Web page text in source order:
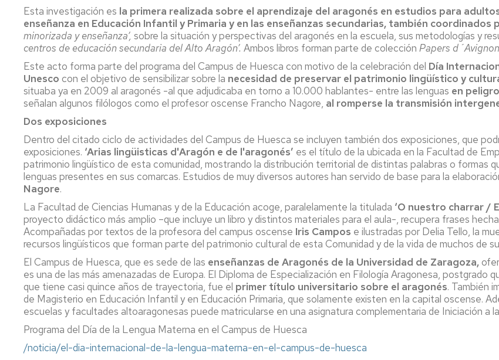
Esta investigación es la primera realizada sobre el aprendizaje del aragonés en estudios para
enseñanza en Educación Infantil y Primaria y en las enseñanzas secundarias, también coordinados
minorizada y enseñanza’, sobre la situación y perspectivas del aragonés en la escuela, sus metodologías y
centros de educación secundaria del Alto Aragón’. Ambos libros forman parte de colección Papers d´Avignon
Este acto forma parte del programa del Campus de Huesca con motivo de la celebración del Día
Unesco con el objetivo de sensibilizar sobre la necesidad de preservar el patrimonio lingüístico y
situaba ya en 2009 al aragonés -al que adjudicaba en torno a 10.000 hablantes- entre las lenguas en
señalan algunos filólogos como el profesor oscense Francho Nagore, al romperse la transmisión
Dos exposiciones
Dentro del citado ciclo de actividades del Campus de Huesca se incluyen también dos exposiciones, que
exposiciones. ‘Arias lingüisticas d'Aragón e de l'aragonés’ es el título de la ubicada en la Facultad de
patrimonio lingüístico de esta comunidad, mostrando la distribución territorial de distintas palabras o formas
lenguas presentes en sus comarcas. Estudios de muy diversos autores han servido de base para la
Nagore.
La Facultad de Ciencias Humanas y de la Educación acoge, paralelamente la titulada ‘O nuestro charrar /
proyecto didáctico más amplio –que incluye un libro y distintos materiales para el aula-, recupera frases
Acompañadas por textos de la profesora del campus oscense Iris Campos e ilustradas por Delia Tello, la
recursos lingüísticos que forman parte del patrimonio cultural de esta Comunidad y de la vida de muchos de
El Campus de Huesca, que es sede de las enseñanzas de Aragonés de la Universidad de Zaragoza,
es una de las más amenazadas de Europa. El Diploma de Especialización en Filología Aragonesa, postgrado
que tiene casi quince años de trayectoria, fue el primer título universitario sobre el aragonés. También
de Magisterio en Educación Infantil y en Educación Primaria, que solamente existen en la capital oscense.
escuelas y facultades altoaragonesas puede matricularse en una asignatura complementaria de Iniciación a
Programa del Día de la Lengua Materna en el Campus de Huesca
/noticia/el-dia-internacional-de-la-lengua-materna-en-el-campus-de-huesca